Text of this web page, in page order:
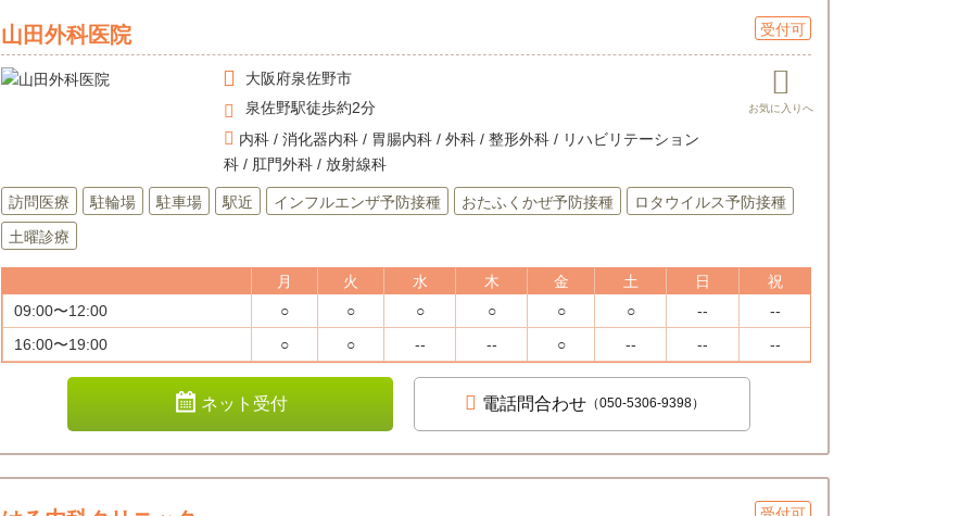
受付可
山田外科医院
大阪府泉佐野市
泉佐野駅徒歩約2分
内科 / 消化器内科 / 胃腸内科 / 外科 / 整形外科 / リハビリテーション
科 / 肛門外科 / 放射線科
訪問医療 駐輪場 駐車場 駅近 インフルエンザ予防接種 おたふくかぜ予防接種
ロタウイルス予防接種
土曜診療
月 火 水 木 金 土 日
祝
09:00〜12:00
○ ○ ○ ○ ○ ○ --
--
16:00〜19:00
○ ○ -- -- ○ -- -- --
ネット受付 電話問合わせ （050-5306-9398）